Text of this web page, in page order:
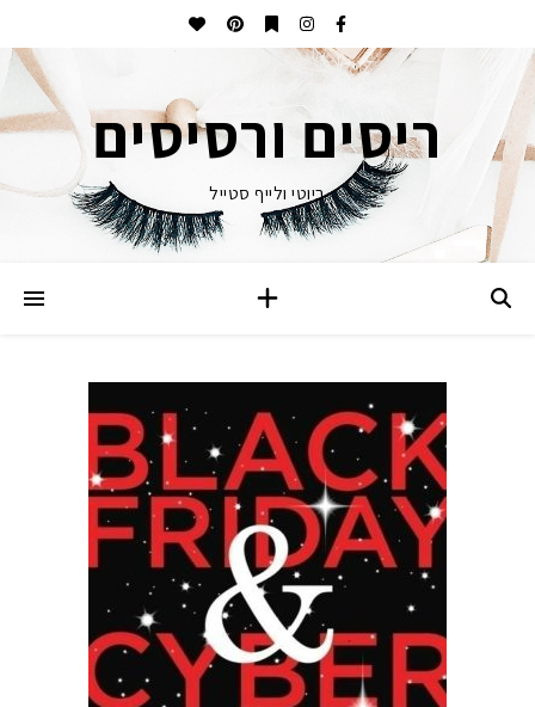
ריסים ורסיסים
ביוטי ולייף סטייל